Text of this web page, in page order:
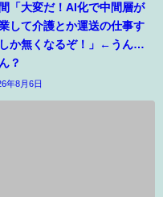
「大変だ！AI化で中間層が
して介護とか運送の仕事す
か無くなるぞ！」←うん…
？
年8月6日